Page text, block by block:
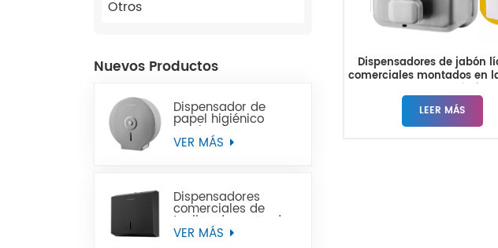
Otros
Nuevos Productos
Dispensador de
papel higiénico
Jumbo de acero
inoxidable para
VER MÁS
Dispensadores
comerciales de
toallas de mano de
papel negro de
VER MÁS
Dispensadores de jabón
comerciales montados en
LEER MÁS